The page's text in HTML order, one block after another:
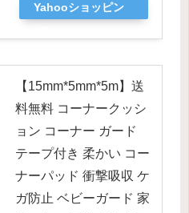
Yahooショッピン
【15mm*5mm*5m】送
料無料 コーナークッシ
ョン コーナー ガード
テープ付き 柔かい コー
ナーパッド 衝撃吸収 ケ
ガ防止 ベビーガード 家